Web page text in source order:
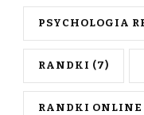
PSYCHOLOGIA
RANDKI (7)
RANDKI ONLINE